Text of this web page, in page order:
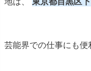
芸能界での仕事にも便